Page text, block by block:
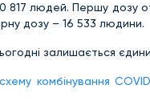
817 людей. Першу дозу
дозу – 16 533 людини.
залишається
схему комбінування